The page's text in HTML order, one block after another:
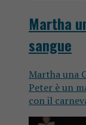
Martha
sangue
Martha una
Peter è un
con il